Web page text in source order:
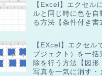
【Excel】エクセル
ルと同じ時に色を自
る方法【条件付き書
【EXcel】エクセル
ブジェクト）を一括
除を行う方法【図形
写真を一気に消す・